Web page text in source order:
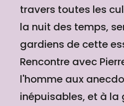
travers toutes les
la nuit des temps,
gardiens de cette
Rencontre avec
l'homme aux
inépuisables, et à la